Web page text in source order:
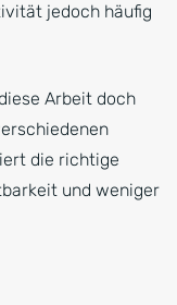
jedoch häufig
Arbeit doch
die richtige
und weniger